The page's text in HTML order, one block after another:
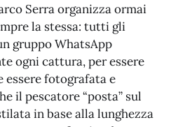
Serra organizza ormai
la stessa: tutti gli
gruppo WhatsApp
ogni cattura, per essere
essere fotografata e
il pescatore “posta” sul
in base alla lunghezza